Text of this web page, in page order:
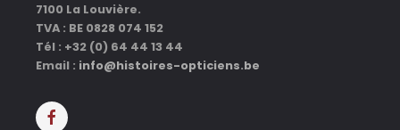
7100 La Louvière.
TVA : BE 0828 074 152
Tél : +32 (0) 64 44 13 44
Email : info@histoires-opticiens.be